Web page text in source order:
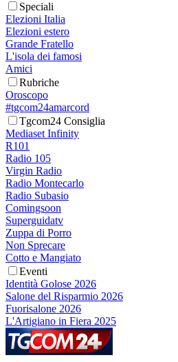
Speciali
Elezioni Italia
Elezioni estero
Grande Fratello
L'isola dei famosi
Amici
Rubriche
Oroscopo
#tgcom24amarcord
Tgcom24 Consiglia
Mediaset Infinity
R101
Radio 105
Virgin Radio
Radio Montecarlo
Radio Subasio
Comingsoon
Superguidatv
Zuppa di Porro
Non Sprecare
Cotto e Mangiato
Eventi
Identità Golose 2026
Salone del Risparmio 2026
Fuorisalone 2026
L'Artigiano in Fiera 2025